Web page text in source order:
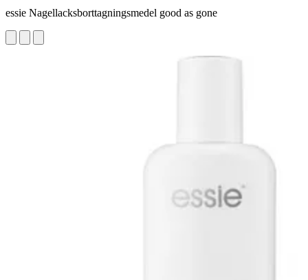
essie Nagellacksborttagningsmedel good as gone